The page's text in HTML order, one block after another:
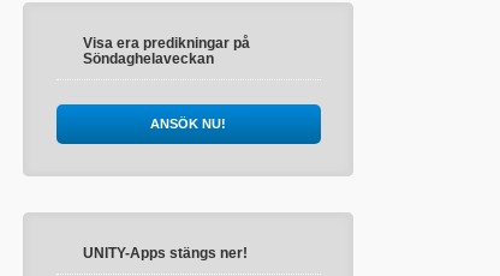
Visa era predikningar på
Söndaghelaveckan
ANSÖK NU!
UNITY-Apps stängs ner!